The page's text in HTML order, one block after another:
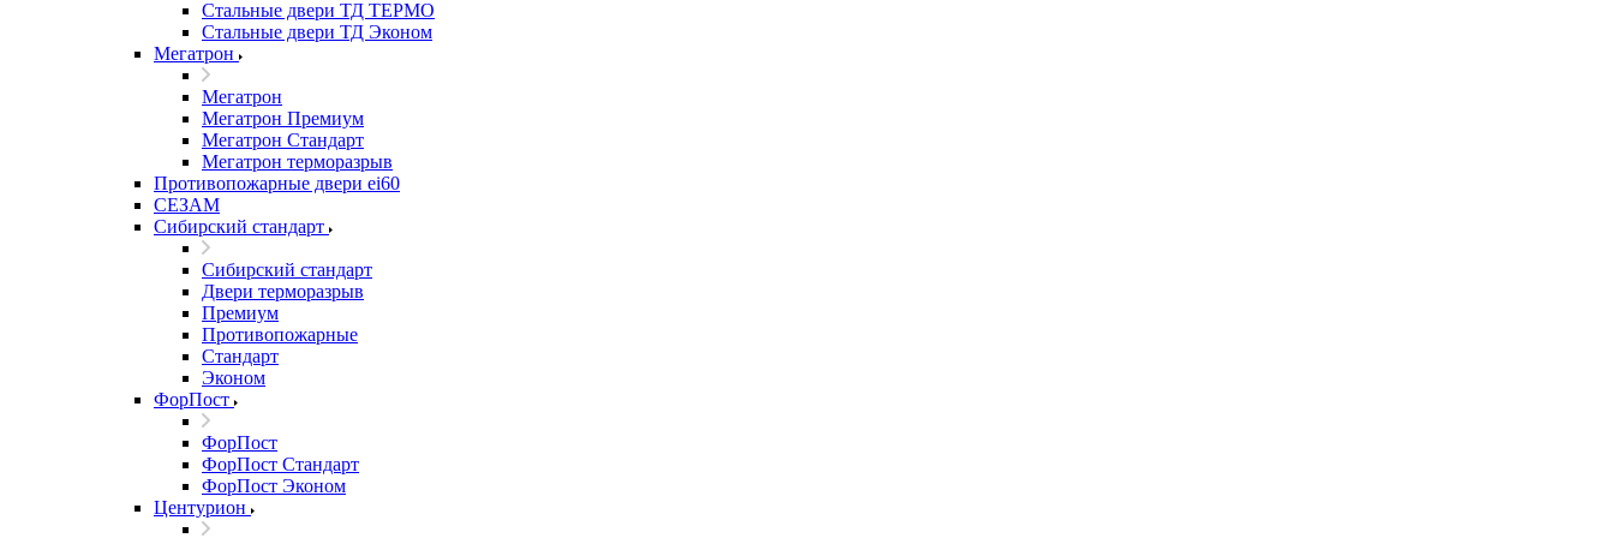
Стальные двери ТД ТЕРМО
Стальные двери ТД Эконом
Мегатрон
Мегатрон
Мегатрон Премиум
Мегатрон Стандарт
Мегатрон терморазрыв
Противопожарные двери ei60
СЕЗАМ
Сибирский стандарт
Сибирский стандарт
Двери терморазрыв
Премиум
Противопожарные
Стандарт
Эконом
ФорПост
ФорПост
ФорПост Стандарт
ФорПост Эконом
Центурион